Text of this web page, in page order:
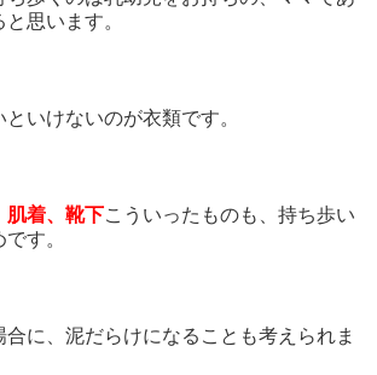
思います。
いけないのが衣類です。
肌着、靴下こういったものも、持ち歩い
す。
に、泥だらけになることも考えられま